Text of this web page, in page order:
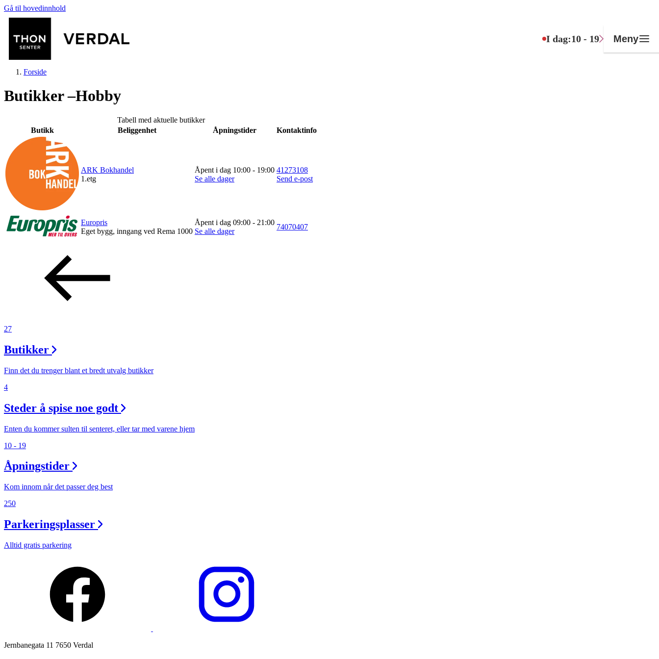
Gå til hovedinnhold
I dag:10 - 19 Meny
Butikker
Mat og drikke
Aktiviteter
Tilbud
Merker
Inspirasjon
Søk
Praktisk informasjon
Ledige stillinger
Gavekort
Finn frem
Forside
Butikker –Hobby
Tabell med aktuelle butikker
Butikk
Beliggenhet Åpningstider Kontaktinfo
ARK Bokhandel
1.etg
Åpent i dag 10:00 - 19:00
Se alle dager
41273108
Send e-post
Europris
Eget bygg, inngang ved Rema 1000
Åpent i dag 09:00 - 21:00
Se alle dager
74070407
27
Butikker
Finn det du trenger blant et bredt utvalg butikker
4
Steder å spise noe godt
Enten du kommer sulten til senteret, eller tar med varene hjem
10 - 19
Åpningstider
Kom innom når det passer deg best
250
Parkeringsplasser
Alltid gratis parkering
Jernbanegata 11 7650 Verdal